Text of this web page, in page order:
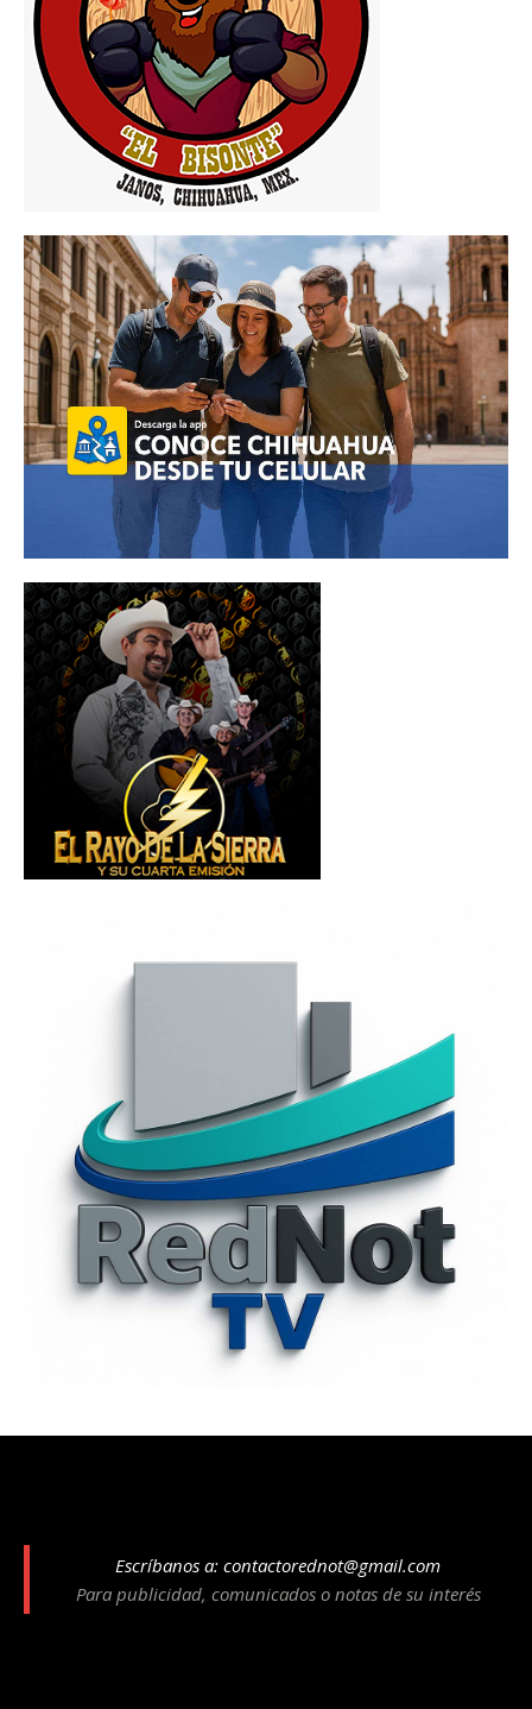
Escríbanos a: contactorednot@gmail.com
Para publicidad, comunicados o notas de su interés